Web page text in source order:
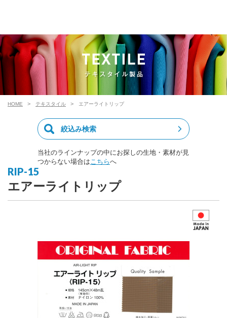
HOME テキスタイル エアーライトリップ
絞込み検索
当社のラインナップの中にお探しの生地・素材が見
つからない場合はこちらへ
RIP-15
エアーライトリップ